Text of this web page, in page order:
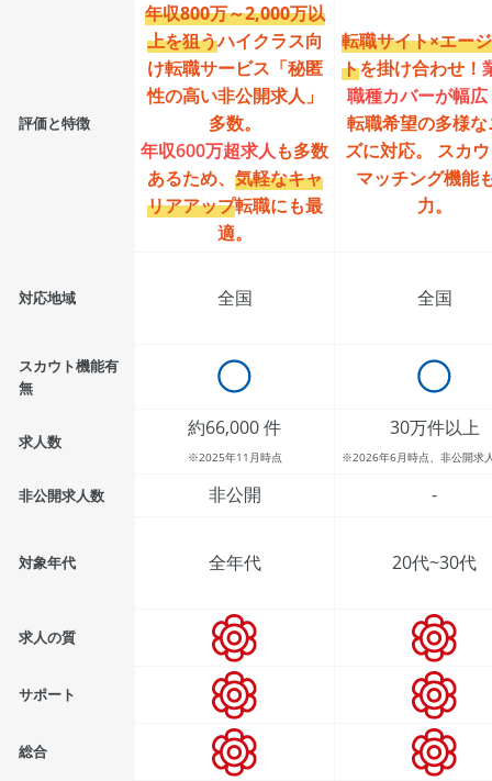
評価と特徴
年収800万～2,000万以
上を狙うハイクラス向
け転職サービス「秘匿
性の高い非公開求人」
多数。
年収600万超求人も多数
あるため、 気軽なキャ
リアアップ転職にも最
適。
転職サイト×エー
トを掛け合わせ！
職種カバーが幅広
転職希望の多様な
ズに対応。 スカ
マッチング機能
力。
対応地域 全国 全国
スカウト機能有
無
求人数
約66,000 件
※2025年11月時点
30万件以上
※2026年6月時点、非公開求
非公開求人数 非公開 -
対象年代 全年代 20代~30代
求人の質
サポート
総合